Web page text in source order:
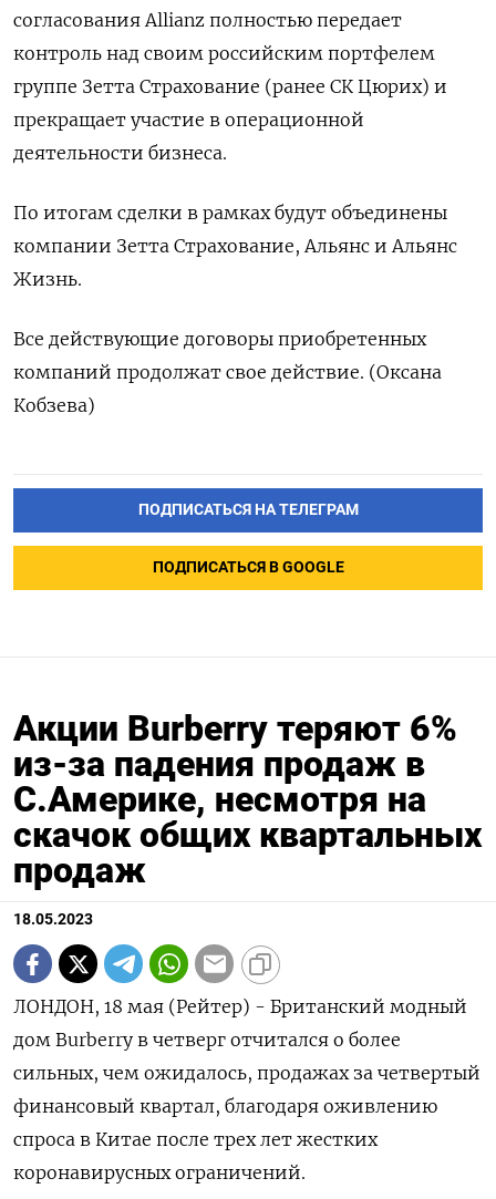
согласования Allianz полностью передает
контроль над своим российским портфелем
группе Зетта Страхование (ранее СК Цюрих) и
прекращает участие в операционной
деятельности бизнеса.
По итогам сделки в рамках будут объединены
компании Зетта Страхование, Альянс и Альянс
Жизнь.
Все действующие договоры приобретенных
компаний продолжат свое действие. (Оксана
Кобзева)
ПОДПИСАТЬСЯ НА ТЕЛЕГРАМ
ПОДПИСАТЬСЯ В GOOGLE
Акции Burberry теряют 6%
из-за падения продаж в
С.Америке, несмотря на
скачок общих квартальных
продаж
18.05.2023
ЛОНДОН, 18 мая (Рейтер) - Британский модный
дом Burberry в четверг отчитался о более
сильных, чем ожидалось, продажах за четвертый
финансовый квартал, благодаря оживлению
спроса в Китае после трех лет жестких
коронавирусных ограничений.